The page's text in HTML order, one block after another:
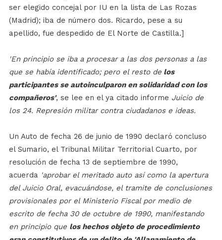
ser elegido concejal por IU en la lista de Las Rozas
(Madrid); iba de número dos. Ricardo, pese a su
apellido, fue despedido de El Norte de Castilla.]
'En principio se iba a procesar a las dos personas a las
que se había identificado; pero el resto delos
participantes se autoinculparon en solidaridad con los
compañeros', se lee en el ya citado informe Juicio de
los 24. Represión militar contra ciudadanos e ideas.
Un Auto de fecha 26 de junio de 1990 declaró concluso
el Sumario, el Tribunal Militar Territorial Cuarto, por
resolución de fecha 13 de septiembre de 1990,
acuerda 'aprobar el meritado auto así como la apertura
del Juicio Oral, evacuándose, el tramite de conclusiones
provisionales por el Ministerio Fiscal por medio de
escrito de fecha 30 de octubre de 1990, manifestando
en principio que los hechos objeto de procedimiento